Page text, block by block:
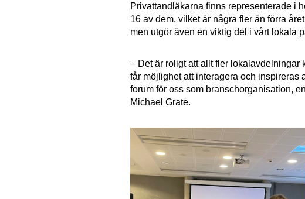
Privattandläkarna finns representerade i
16 av dem, vilket är några fler än förra
men utgör även en viktig del i vårt lokala
– Det är roligt att allt fler lokalavdelningar
får möjlighet att interagera och
forum för oss som branschorganisation,
Michael Grate.